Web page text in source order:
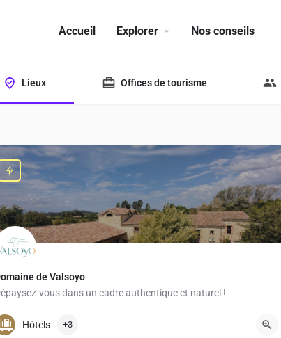
Accueil Explorer Nos conseils
Lieux Offices de tourisme
de Valsoyo
vous dans un cadre authentique et naturel !
04 75 60 58 06
Hôtels +3